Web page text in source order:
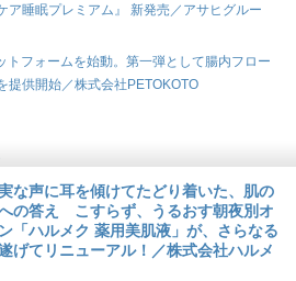
ア睡眠プレミアム』 新発売／アサヒグルー
トフォームを始動。第一弾として腸内フロー
提供開始／株式会社PETOKOTO
な声に耳を傾けてたどり着いた、肌の
への答え こすらず、うるおす朝夜別オ
「ハルメク 薬用美肌液」が、さらなる
げてリニューアル！／株式会社ハルメ